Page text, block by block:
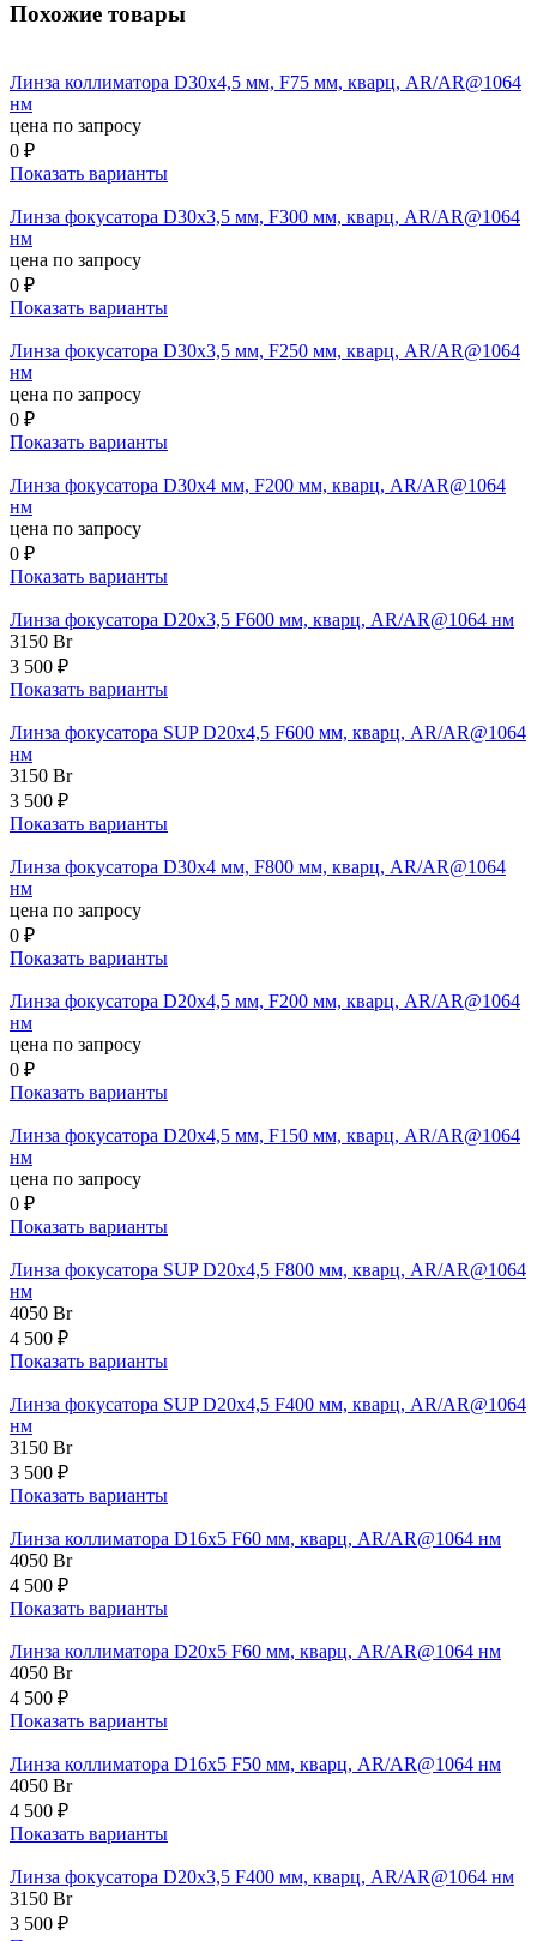
Похожие товары
Линза коллиматора D30x4,5 мм, F75 мм, кварц, AR/AR@1064
нм
цена по запросу
0 ₽
Показать варианты
Линза фокусатора D30x3,5 мм, F300 мм, кварц, AR/AR@1064
нм
цена по запросу
0 ₽
Показать варианты
Линза фокусатора D30x3,5 мм, F250 мм, кварц, AR/AR@1064
нм
цена по запросу
0 ₽
Показать варианты
Линза фокусатора D30x4 мм, F200 мм, кварц, AR/AR@1064
нм
цена по запросу
0 ₽
Показать варианты
Линза фокусатора D20x3,5 F600 мм, кварц, AR/AR@1064 нм
3150 Br
3 500 ₽
Показать варианты
Линза фокусатора SUP D20x4,5 F600 мм, кварц, AR/AR@1064
нм
3150 Br
3 500 ₽
Показать варианты
Линза фокусатора D30x4 мм, F800 мм, кварц, AR/AR@1064
нм
цена по запросу
0 ₽
Показать варианты
Линза фокусатора D20x4,5 мм, F200 мм, кварц, AR/AR@1064
нм
цена по запросу
0 ₽
Показать варианты
Линза фокусатора D20x4,5 мм, F150 мм, кварц, AR/AR@1064
нм
цена по запросу
0 ₽
Показать варианты
Линза фокусатора SUP D20x4,5 F800 мм, кварц, AR/AR@1064
нм
4050 Br
4 500 ₽
Показать варианты
Линза фокусатора SUP D20x4,5 F400 мм, кварц, AR/AR@1064
нм
3150 Br
3 500 ₽
Показать варианты
Линза коллиматора D16x5 F60 мм, кварц, AR/AR@1064 нм
4050 Br
4 500 ₽
Показать варианты
Линза коллиматора D20x5 F60 мм, кварц, AR/AR@1064 нм
4050 Br
4 500 ₽
Показать варианты
Линза коллиматора D16x5 F50 мм, кварц, AR/AR@1064 нм
4050 Br
4 500 ₽
Показать варианты
Линза фокусатора D20x3,5 F400 мм, кварц, AR/AR@1064 нм
3150 Br
3 500 ₽